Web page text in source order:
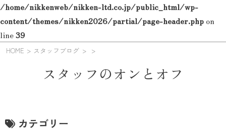
/home/nikkenweb/nikken-ltd.co.jp/public_html/wp-
content/themes/nikken2026/partial/page-header.php on
line39
HOME スタッフブログ
スタッフのオンとオフ
カテゴリー